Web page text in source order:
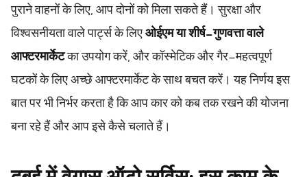
पुराने वाहनों के लिए, आप दोनों को मिला सकते हैं। सुरक्षा और
विश्वसनीयता वाले पार्ट्स के लिएओईएम या शीर्ष-गुणवत्ता वाले
आफ्टरमार्केटका उपयोग करें, और कॉस्मेटिक और गैर-महत्वपूर्ण
घटकों के लिए अच्छे आफ्टरमार्केट के साथ बचत करें। यह निर्णय इस
बात पर भी निर्भर करता है कि आप कार को कब तक रखने की योजना
बना रहे हैं और आप इसे कैसे चलाते हैं।